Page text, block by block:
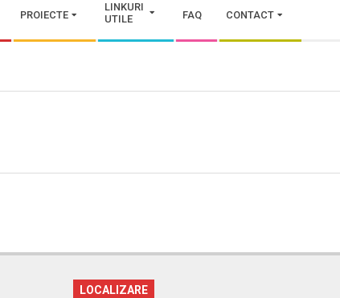
PROIECTE
LINKURI
UTILE
FAQ CONTACT
LOCALIZARE